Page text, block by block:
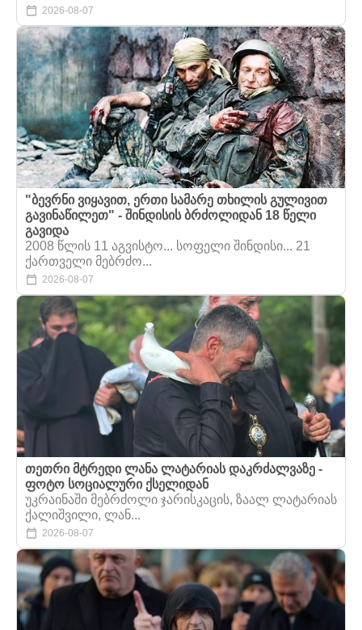
2026-08-07
"ბევრნი ვიყავით, ერთი სამარე თხილის გულივით
გავინაწილეთ" - შინდისის ბრძოლიდან 18 წელი
გავიდა
2008 წლის 11 აგვისტო... სოფელი შინდისი... 21
ქართველი მებრძო...
2026-08-07
თეთრი მტრედი ლანა ლატარიას დაკრძალვაზე -
ფოტო სოციალური ქსელიდან
უკრაინაში მებრძოლი ჯარისკაცის, ზაალ ლატარიას
ქალიშვილი, ლან...
2026-08-07